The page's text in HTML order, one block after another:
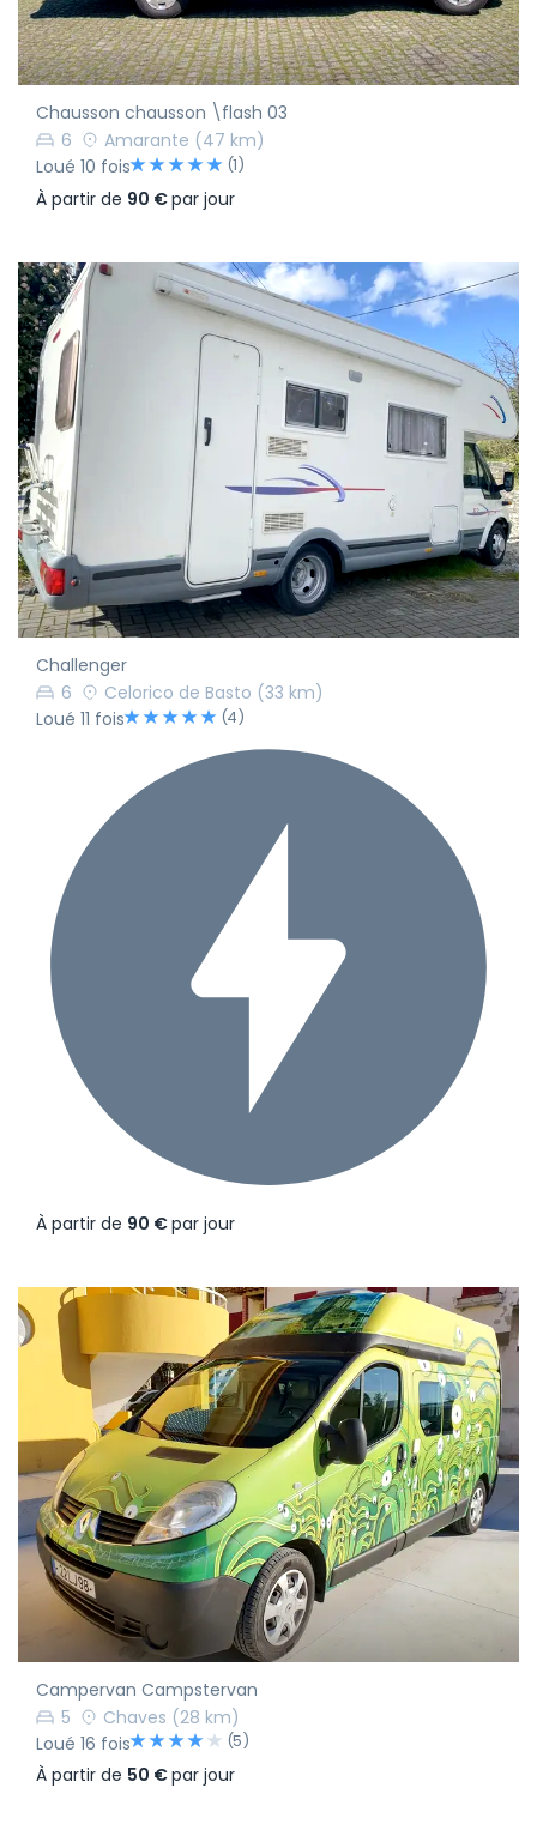
Chausson chausson \flash 03
6
Amarante (47 km)
Loué 10 fois
(1)
À partir de 90 €par jour
Challenger
6
Celorico de Basto (33 km)
Loué 11 fois
(4)
À partir de 90 €par jour
Campervan Campstervan
5
Chaves (28 km)
Loué 16 fois
(5)
À partir de 50 €par jour